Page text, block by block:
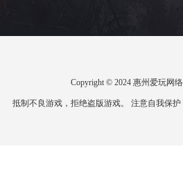
Copyright © 2024 惠州爱玩网
抵制不良游戏，拒绝盗版游戏。 注意自我保